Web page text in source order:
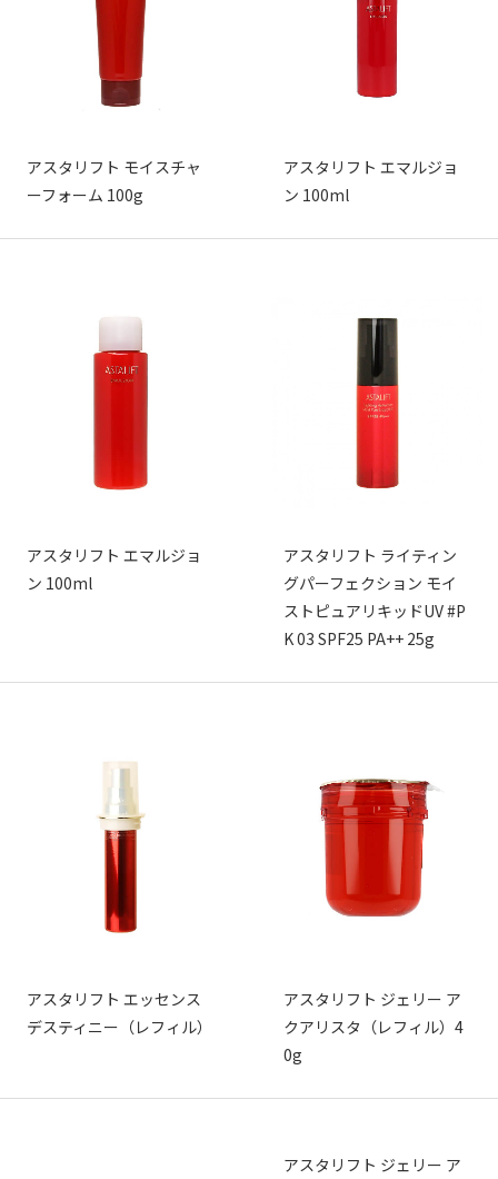
アスタリフト モイスチャ
ーフォーム 100g
アスタリフト エマルジョ
ン 100ml
アスタリフト エマルジョ
ン 100ml
アスタリフト ライティン
グパーフェクション モイ
ストピュアリキッドUV #P
K 03 SPF25 PA++ 25g
アスタリフト エッセンス
デスティニー（レフィル）
アスタリフト ジェリー ア
クアリスタ（レフィル）4
0g
アスタリフト ジェリー ア